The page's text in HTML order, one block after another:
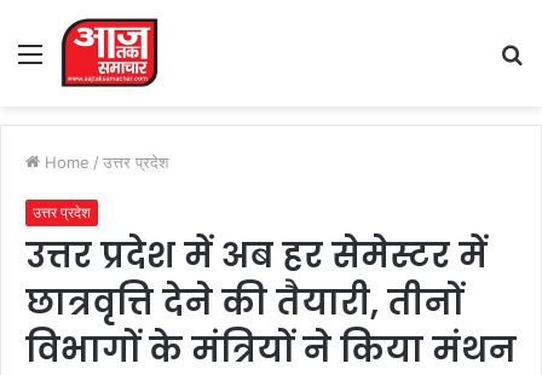
Menu
Home / उत्तर प्रदेश
उत्तर प्रदेश
उत्तर प्रदेश में अब हर सेमेस्टर में
छात्रवृत्ति देने की तैयारी, तीनों
विभागों के मंत्रियों ने किया मंथन